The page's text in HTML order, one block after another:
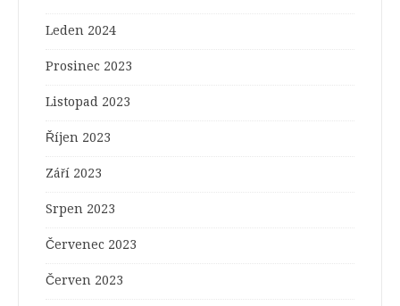
Leden 2024
Prosinec 2023
Listopad 2023
Říjen 2023
Září 2023
Srpen 2023
Červenec 2023
Červen 2023